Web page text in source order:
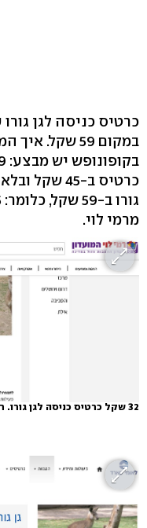
במקום 59
מרמי לוי.
32 שקל כרטיס כניסה לגן גורו. רמי לוי המועדון